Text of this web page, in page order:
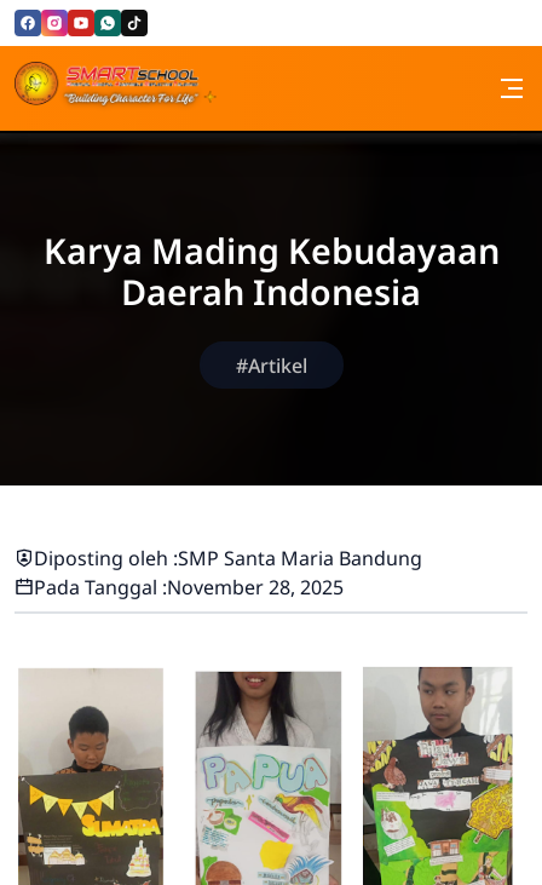
Skip to Content
SMP Santa Maria Bandung
Karya Mading Kebudayaan
Daerah Indonesia
#Artikel
Diposting oleh :SMP Santa Maria Bandung
Pada Tanggal :November 28, 2025